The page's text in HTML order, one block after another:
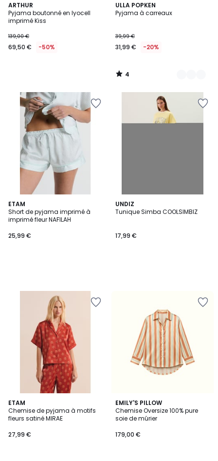
ARTHUR
Pyjama boutonné en lyocell
imprimé Kiss
139,00 €
69,50 € -50%
ULLA POPKEN
Pyjama à carreaux
39,99 €
31,99 € -20%
4
/
2
Couleurs
4
/
ETAM
Short de pyjama imprimé à
imprimé fleur NAFILAH
25,99 €
UNDIZ
Tunique Simba COOLSIMBIZ
17,99 €
ETAM
Chemise de pyjama à motifs
fleurs satiné MIRAE
27,99 €
EMILY'S PILLOW
Chemise Oversize 100% pure
soie de mûrier
179,00 €